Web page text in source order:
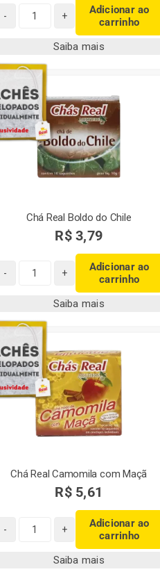
Chá
Mate
Natural
quantidade
Adicionar ao
carrinho
Saiba mais
Chá Real Boldo do Chile
R$3,79
Chá
do
Chile
quantidade
Adicionar ao
carrinho
Saiba mais
Chá Real Camomila com Maçã
R$5,61
Chá
Real
Adicionar ao
carrinho
Saiba mais